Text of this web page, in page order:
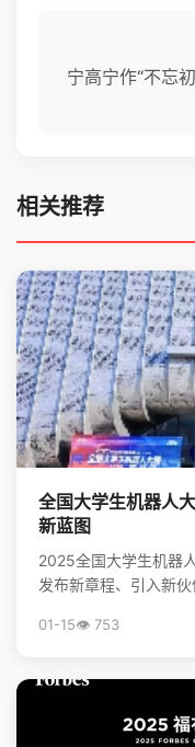
宁高宁作“不忘
相关推荐
全国大学生机器人
新蓝图
2025全国大学生机器
发布新章程、引入新
01-15👁️ 753